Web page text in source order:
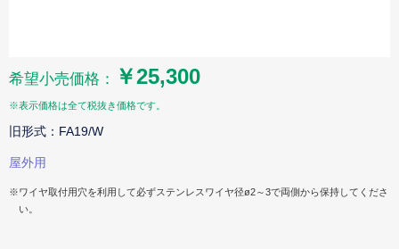
希望小売価格： ￥25,300
※表示価格は全て税抜き価格です。
旧形式：FA19/W
屋外用
※ワイヤ取付用穴を利用して必ずステンレスワイヤ径ø2～3で両側から保持してくださ
い。